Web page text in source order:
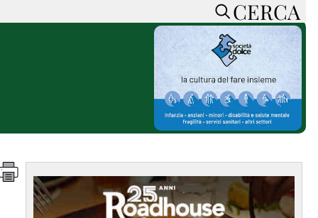
CERCA
ACCEDI o REGISTRATI
CONTATTI
CON NOI
SOSTIENI LA PRESSA
CONOSCI LA PRESSA
COOKIE POLICY
PRIVACY POLICY
CERCA